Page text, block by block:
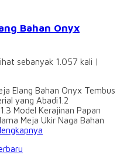
Bahan Onyx
sebanyak 1.057 kali |
Elang Bahan Onyx Tembus
yang Abadi1.2
Model Kerajinan Papan
Meja Ukir Naga Bahan